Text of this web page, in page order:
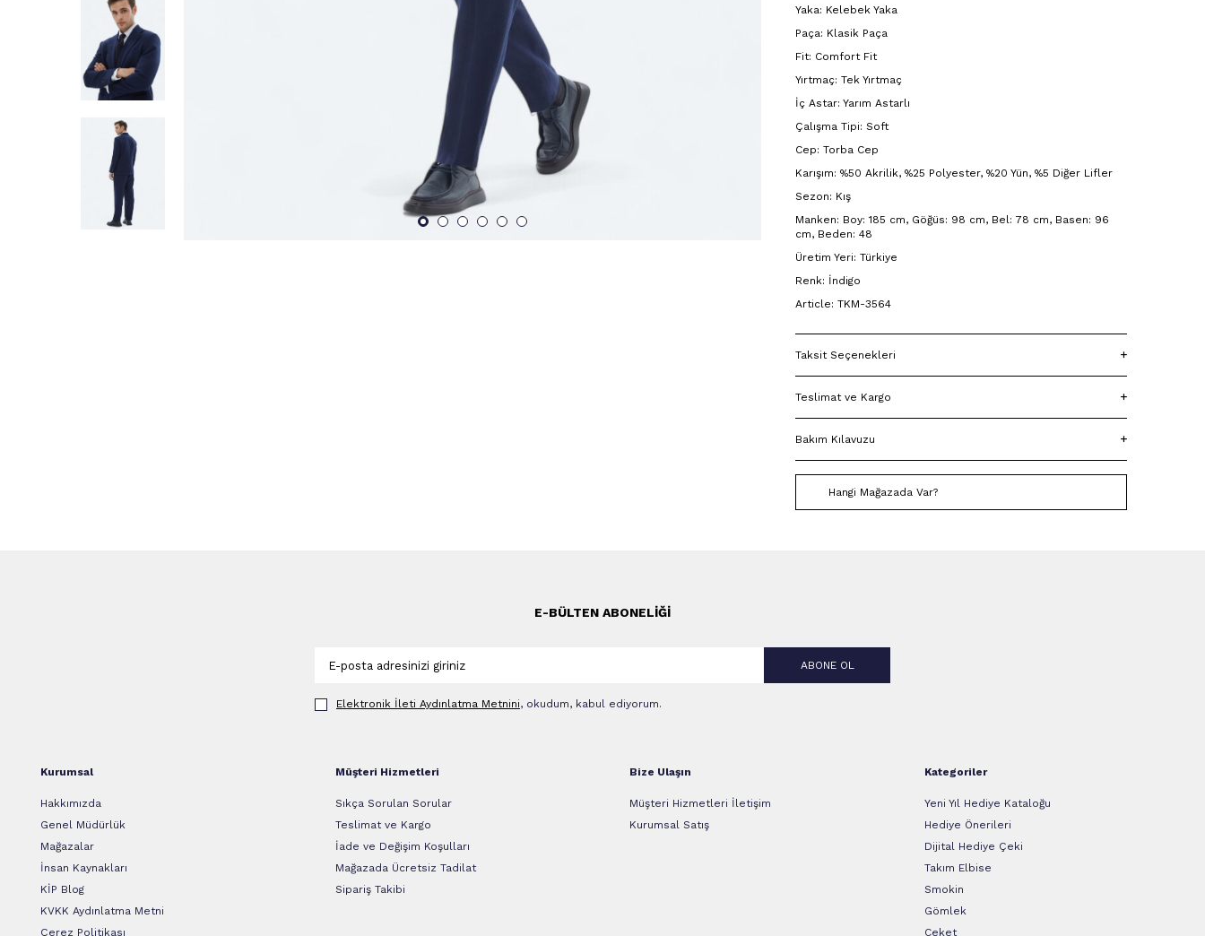
Yaka: Kelebek Yaka
Paça: Klasik Paça
Fit: Comfort Fit
Yırtmaç: Tek Yırtmaç
İç Astar: Yarım Astarlı
Çalışma Tipi: Soft
Cep: Torba Cep
Karışım: %50 Akrilik, %25 Polyester, %20 Yün, %5 Diğer Lifler
Sezon: Kış
Manken: Boy: 185 cm, Göğüs: 98 cm, Bel: 78 cm, Basen: 96
cm, Beden: 48
Üretim Yeri: Türkiye
Renk: İndigo
Article: TKM-3564
Taksit Seçenekleri
Teslimat ve Kargo
Bakım Kılavuzu
Hangi Mağazada Var?
E-BÜLTEN ABONELIĞI
ABONE OL
Elektronik İleti Aydınlatma Metni‌ni, okudum, kabul ediyorum.
Kurumsal
Hakkımızda
Genel Müdürlük
Mağazalar
İnsan Kaynakları
KİP Blog
KVKK Aydınlatma Metni
Çerez Politikası
Müşteri Hizmetleri
Sıkça Sorulan Sorular
Teslimat ve Kargo
İade ve Değişim Koşulları
Mağazada Ücretsiz Tadilat
Sipariş Takibi
Bize Ulaşın
Müşteri Hizmetleri İletişim
Kurumsal Satış
Kategoriler
Yeni Yıl Hediye Kataloğu
Hediye Önerileri
Dijital Hediye Çeki
Takım Elbise
Smokin
Gömlek
Ceket